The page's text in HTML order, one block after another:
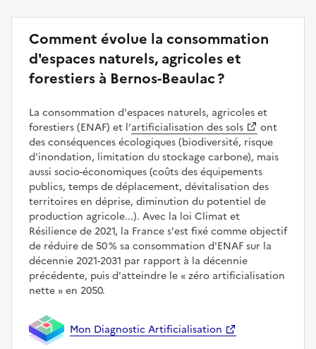
Comment évolue la consommation
d'espaces naturels, agricoles et
forestiers à Bernos-Beaulac ?
La consommation d'espaces naturels, agricoles et
forestiers (ENAF) et l’artificialisation des sols
ont
des conséquences écologiques (biodiversité, risque
d'inondation, limitation du stockage carbone), mais
aussi socio-économiques (coûts des équipements
publics, temps de déplacement, dévitalisation des
territoires en déprise, diminution du potentiel de
production agricole...). Avec la loi Climat et
Résilience de 2021, la France s'est fixé comme objectif
de réduire de 50 % sa consommation d'ENAF sur la
décennie 2021-2031 par rapport à la décennie
précédente, puis d'atteindre le
zéro artificialisation
nette
en 2050.
Mon Diagnostic Artificialisation